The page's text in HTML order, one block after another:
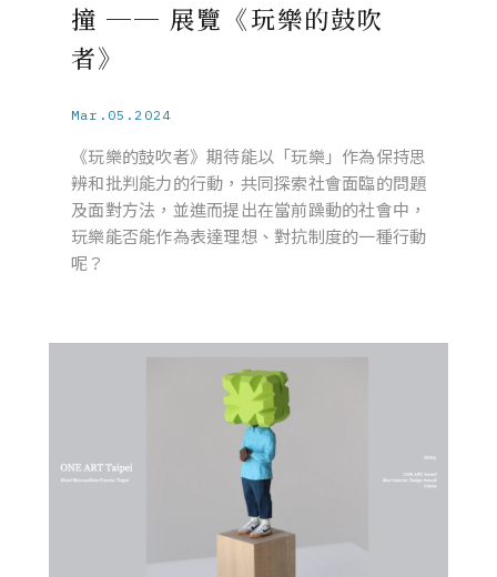
撞 ── 展覽《玩樂的鼓吹
者》
Mar.05.2024
《玩樂的鼓吹者》期待能以「玩樂」作為保持思
辨和批判能力的行動，共同探索社會面臨的問題
及面對方法，並進而提出在當前躁動的社會中，
玩樂能否能作為表達理想、對抗制度的一種行動
呢？